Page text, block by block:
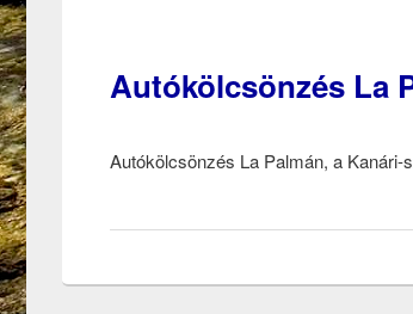
Autókölcsönzés La
Autókölcsönzés La Palmán, a